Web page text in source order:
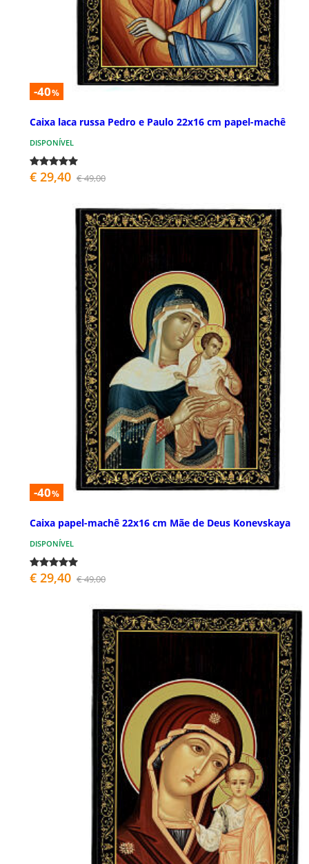
-40%
Caixa laca russa Pedro e Paulo 22x16 cm papel-machê
DISPONÍVEL
€ 29,40 € 49,00
-40%
Caixa papel-machê 22x16 cm Mãe de Deus Konevskaya
DISPONÍVEL
€ 29,40 € 49,00